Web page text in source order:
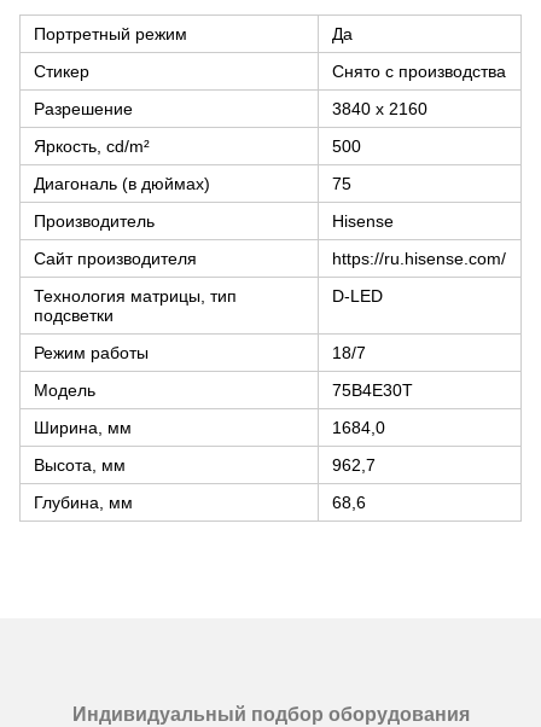
Портретный режим
Да
Стикер
Снято с производства
Разрешение
3840 x 2160
Яркость, cd/m²
500
Диагональ (в дюймах)
75
Производитель
Hisense
Сайт производителя
https://ru.hisense.com/
Технология матрицы, тип
подсветки
D-LED
Режим работы
18/7
Модель
75B4E30T
Ширина, мм
1684,0
Высота, мм
962,7
Глубина, мм
68,6
Индивидуальный подбор оборудования